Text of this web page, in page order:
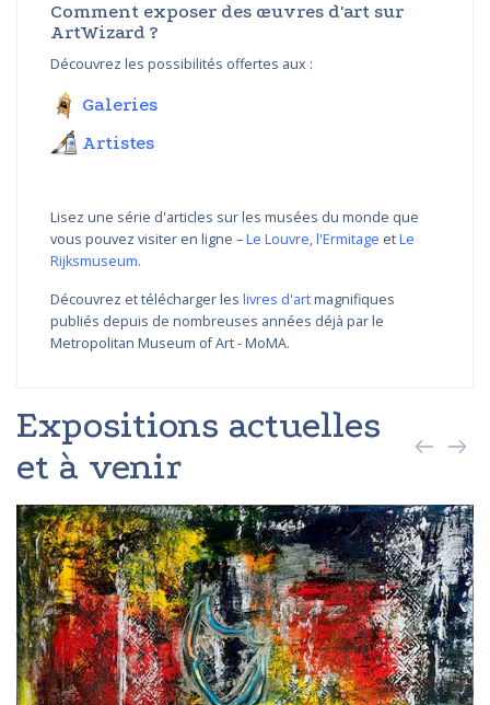
Comment exposer des œuvres d'art sur
ArtWizard ?
Découvrez les possibilités offertes aux :
Galeries
Artistes
Lisez une série d'articles sur les musées du monde que
vous pouvez visiter en ligne –Le Louvre,l'Ermitage etLe
Rijksmuseum.
Découvrez et télécharger les livres d'artmagnifiques
publiés depuis de nombreuses années déjà par le
Metropolitan Museum of Art - MoMA.
Expositions actuelles
et à venir